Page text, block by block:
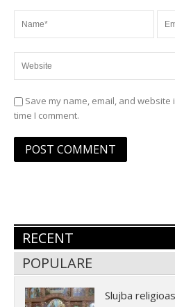
Save my name, email, and
time I comment.
RECENT
POPULARE
Slujba